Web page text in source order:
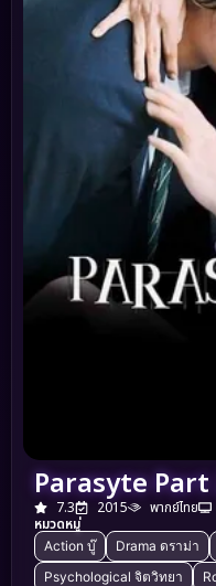
Parasyte Part
7.3 2015 พากย์ไทย
หมวดหมู่
Action บู๊ Drama ดราม่า
Psychological จิตวิทยา